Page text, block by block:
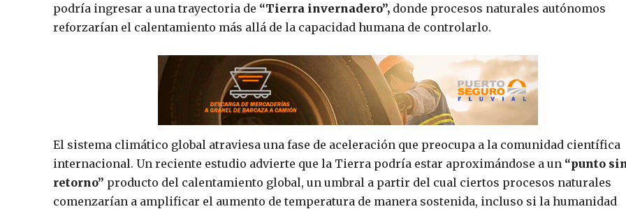
podría ingresar a una trayectoria de “Tierra invernadero”, donde procesos naturales autónomos
reforzarían el calentamiento más allá de la capacidad humana de controlarlo.
El sistema climático global atraviesa una fase de aceleración que preocupa a la comunidad científica
internacional. Un reciente estudio advierte que la Tierra podría estar aproximándose a un “punto
retorno” producto del calentamiento global, un umbral a partir del cual ciertos procesos naturales
comenzarían a amplificar el aumento de temperatura de manera sostenida, incluso si la humanidad